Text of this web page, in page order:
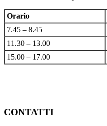
Orario
7.45 – 8.45
11.30 – 13.00
15.00 – 17.00
CONTATTI